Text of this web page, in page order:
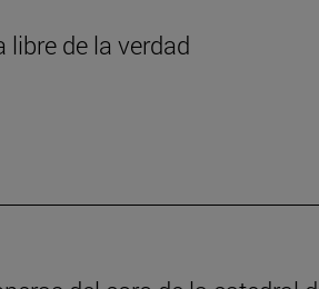
libre de la verdad